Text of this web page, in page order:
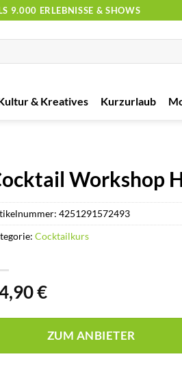
9.000 ERLEBNISSE & SHOWS
& Kreatives Kurzurlaub
Workshop
€
ZUM ANBIETER
4251291572493
Cocktailkurs